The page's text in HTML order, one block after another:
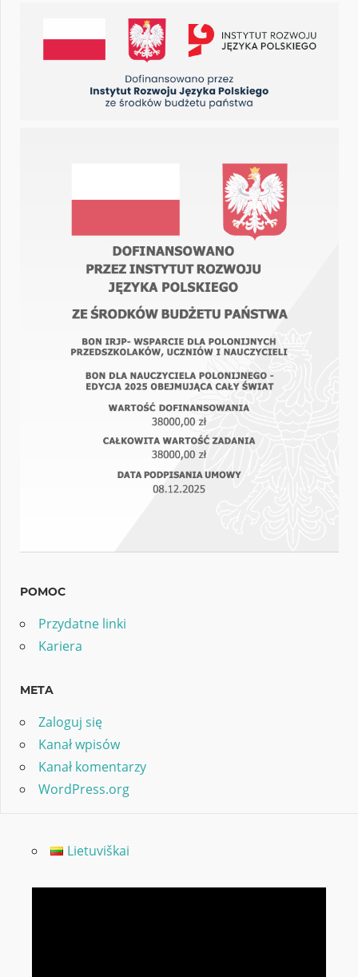
POMOC
Przydatne linki
Kariera
META
Zaloguj się
Kanał wpisów
Kanał komentarzy
WordPress.org
Lietuviškai